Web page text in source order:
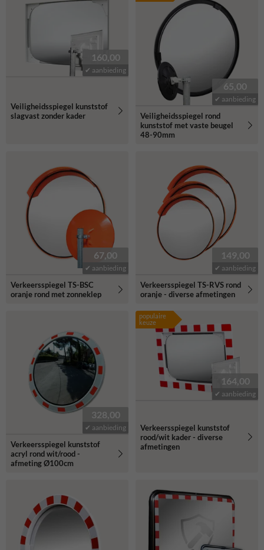
160,00
✔ aanbieding
Veiligheidsspiegel kunststof
slagvast zonder kader
65,00
✔ aanbieding
Veiligheidsspiegel rond
kunststof met vaste beugel
48-90mm
67,00
✔ aanbieding
Verkeersspiegel TS-BSC
oranje rond met zonneklep
149,00
✔ aanbieding
Verkeersspiegel TS-RVS rond
oranje - diverse afmetingen
328,00
✔ aanbieding
Verkeersspiegel kunststof
acryl rond wit/rood -
afmeting Ø100cm
populaire
keuze
164,00
✔ aanbieding
Verkeersspiegel kunststof
rood/wit kader - diverse
afmetingen